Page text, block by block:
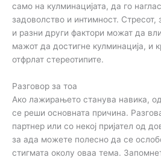
само на кулминацијата, да го
задоволство и интимност. Стресот,
и разни други фактори можат да
мажот да достигне кулминација, и
отфрлат стереотипите.
Разговор за тоа
Ако лажирањето станува навика,
се реши основната причина.
партнер или со некој пријател од
за ада можете полесно да се
стигмата околу оваа тема.